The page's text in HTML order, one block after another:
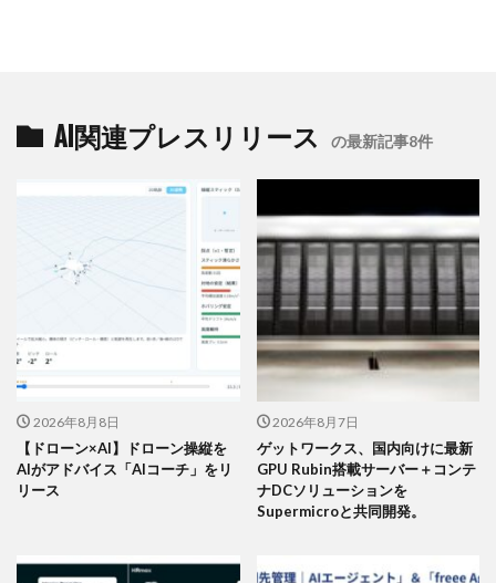
AI関連プレスリリース の最新記事8件
2026年8月8日
【ドローン×AI】ドローン操縦を
AIがアドバイス「AIコーチ」をリ
リース
2026年8月7日
ゲットワークス、国内向けに最新
GPU Rubin搭載サーバー＋コンテ
ナDCソリューションを
Supermicroと共同開発。